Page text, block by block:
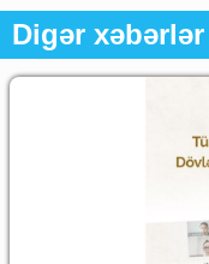
Digər xəbərlər